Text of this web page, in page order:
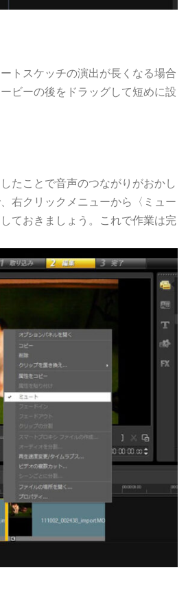
トスケッチの演出が長くなる場合
ビーの後をドラッグして短めに設
たことで音声のつながりがおかし
右クリックメニューから〈ミュー
ておきましょう。これで作業は完